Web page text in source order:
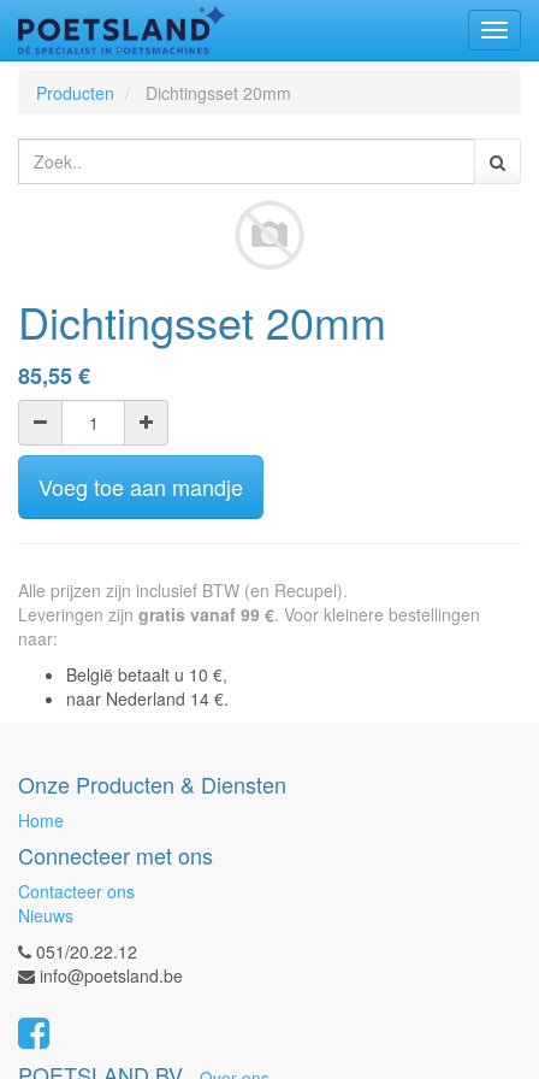
Producten
Dichtingsset 20mm
Dichtingsset 20mm
85,55€
Voeg toe aan mandje
Alle prijzen zijn inclusief BTW (en Recupel).
Leveringen zijn gratis vanaf 99 €. Voor kleinere bestellingen
naar:
België betaalt u 10 €,
naar Nederland 14 €.
Onze Producten & Diensten
Home
Connecteer met ons
Contacteer ons
Nieuws
051/20.22.12
info@poetsland.be